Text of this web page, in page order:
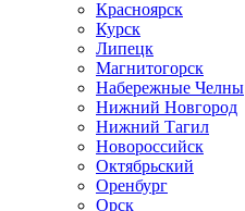
Красноярск
Курск
Липецк
Магнитогорск
Набережные Челны
Нижний Новгород
Нижний Тагил
Новороссийск
Октябрьский
Оренбург
Орск